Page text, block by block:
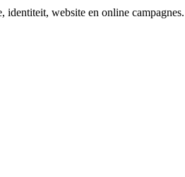
website en online campagnes.